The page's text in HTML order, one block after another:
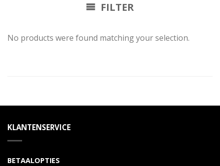
FILTER
No products were found matching your selection.
KLANTENSERVICE
BETAALOPTIES